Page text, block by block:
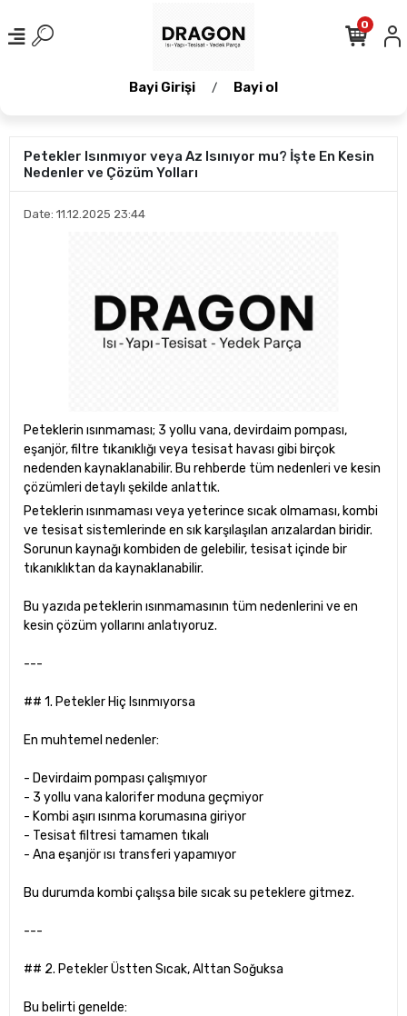
Bayi Girişi / Bayi ol
0
Petekler Isınmıyor veya Az Isınıyor mu? İşte En Kesin
Nedenler ve Çözüm Yolları
Date: 11.12.2025 23:44
Peteklerin ısınmaması; 3 yollu vana, devirdaim pompası,
eşanjör, filtre tıkanıklığı veya tesisat havası gibi birçok
nedenden kaynaklanabilir. Bu rehberde tüm nedenleri ve kesin
çözümleri detaylı şekilde anlattık.
Peteklerin ısınmaması veya yeterince sıcak olmaması, kombi
ve tesisat sistemlerinde en sık karşılaşılan arızalardan biridir.
Sorunun kaynağı kombiden de gelebilir, tesisat içinde bir
tıkanıklıktan da kaynaklanabilir.
Bu yazıda peteklerin ısınmamasının tüm nedenlerini ve en
kesin çözüm yollarını anlatıyoruz.
---
## 1. Petekler Hiç Isınmıyorsa
En muhtemel nedenler:
- Devirdaim pompası çalışmıyor
- 3 yollu vana kalorifer moduna geçmiyor
- Kombi aşırı ısınma korumasına giriyor
- Tesisat filtresi tamamen tıkalı
- Ana eşanjör ısı transferi yapamıyor
Bu durumda kombi çalışsa bile sıcak su peteklere gitmez.
---
## 2. Petekler Üstten Sıcak, Alttan Soğuksa
Bu belirti genelde: